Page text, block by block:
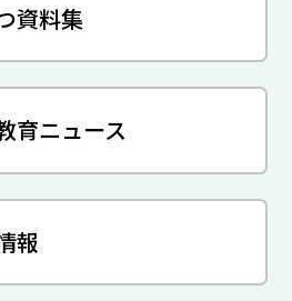
資料集
育ニュース
報